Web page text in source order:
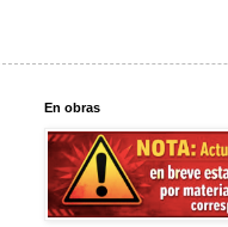
En obras